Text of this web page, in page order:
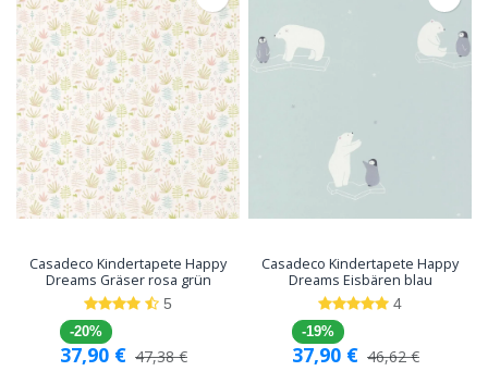
Casadeco Kindertapete Happy
Dreams Gräser rosa grün
5
-20%
37,90 € 47,38€
Casadeco Kindertapete Happy
Dreams Eisbären blau
4
-19%
37,90 € 46,62€